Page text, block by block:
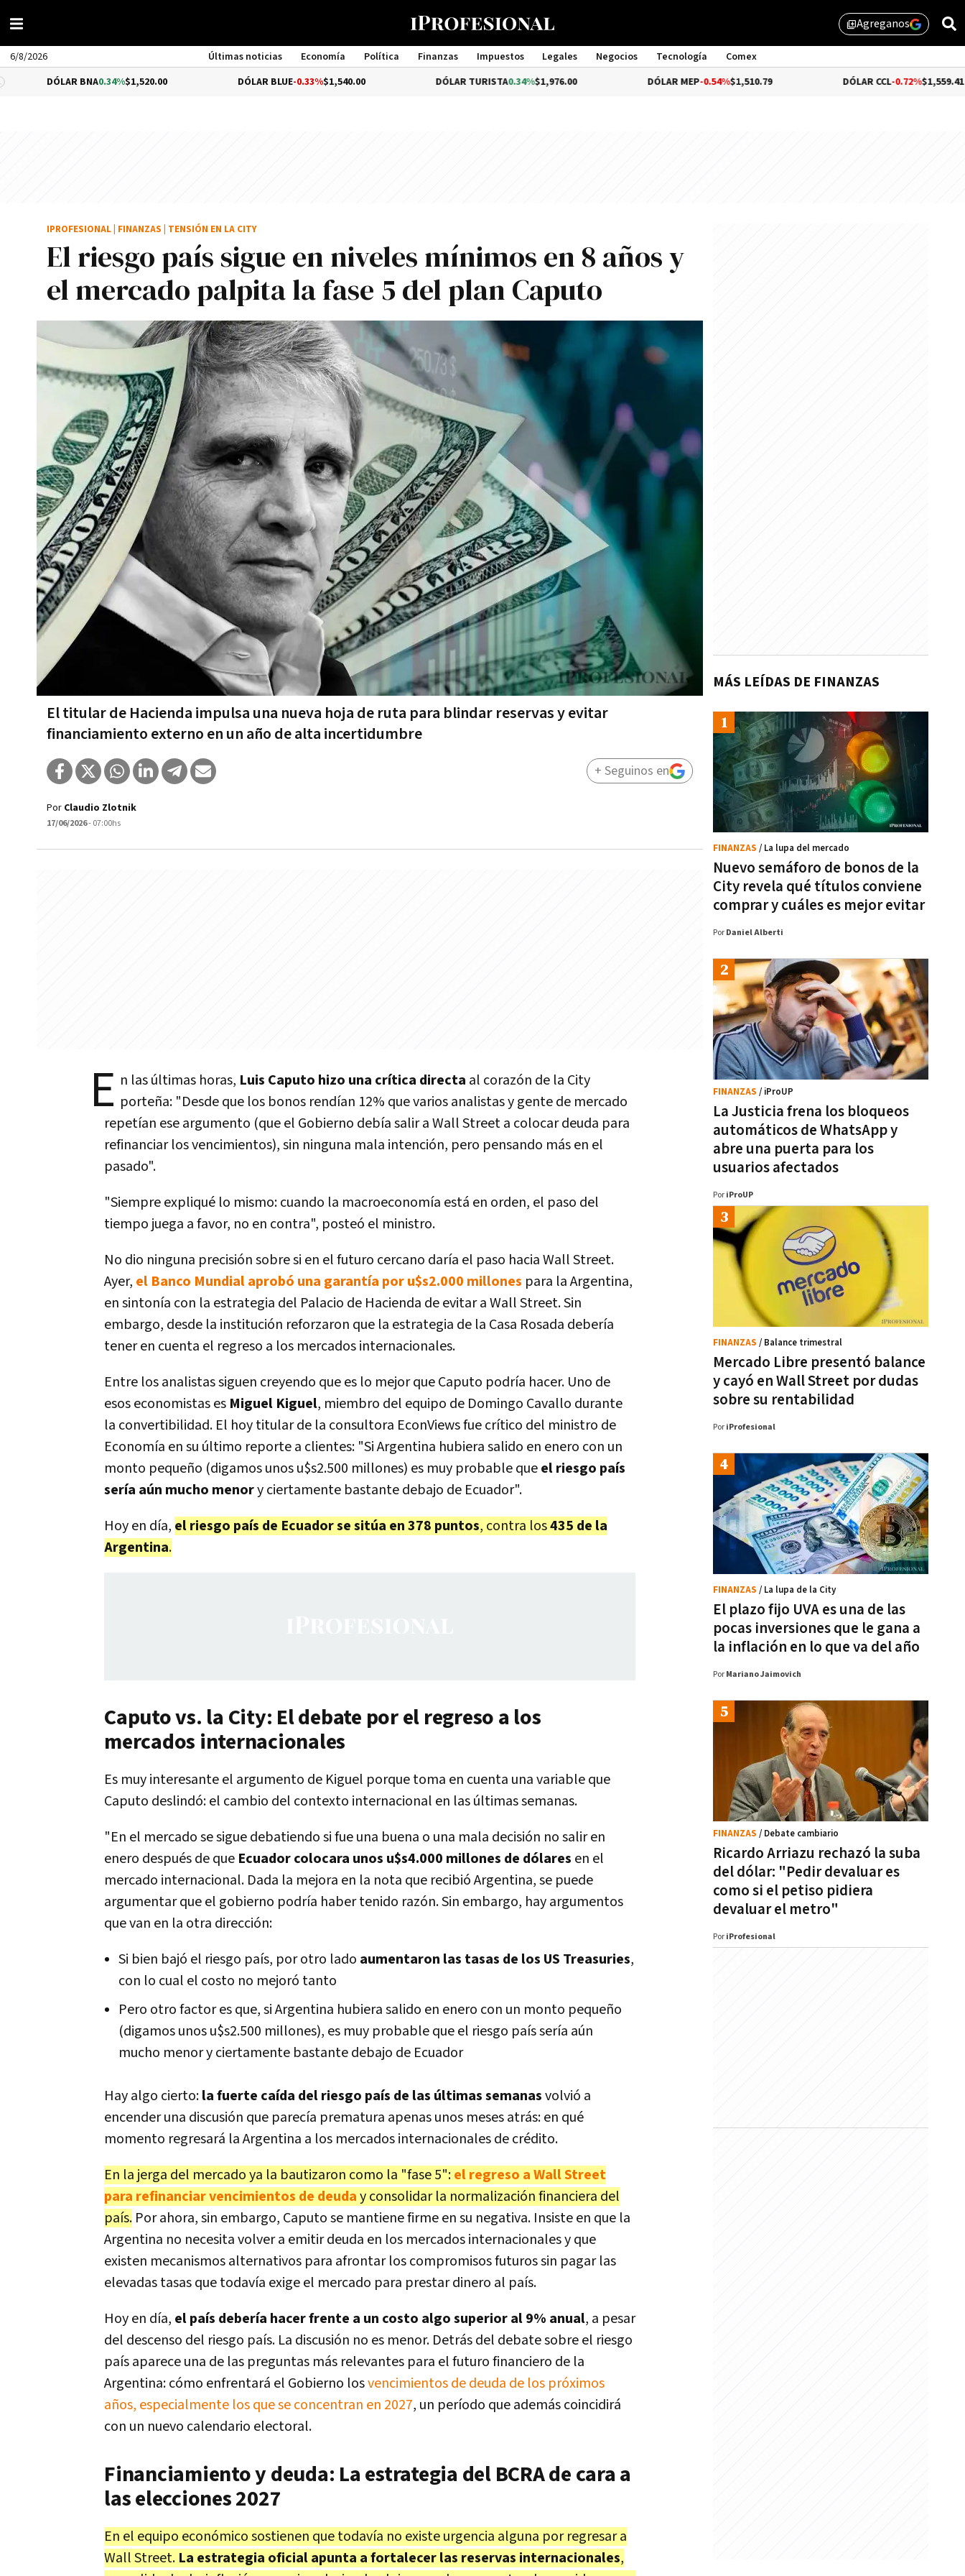
library_addAgreganos
6/8/2026 Últimas noticias Economía Política Finanzas Impuestos Legales Negocios Tecnología
Comex
Management
BNA
0.34%$1,520.00 -0.33%$1,540.00 DÓLAR TURISTA0.34%$1,976.00 -0.54%$1,510.79 -0.72%$1,559.41
El riesgo país sigue en niveles mínimos en 8 años y
el mercado palpita la fase 5 del plan Caputo
El titular de Hacienda impulsa una nueva hoja de ruta para blindar reservas y evitar
financiamiento externo en un año de alta incertidumbre
IPROFESIONAL FINANZAS TENSIÓN EN LA CITY
Por Claudio Zlotnik
17/06/2026- 07:00hs
+ Seguinos en
E n las últimas horas, Luis Caputo hizo una crítica directa al corazón de la City
porteña: "Desde que los bonos rendían 12% que varios analistas y gente de mercado
repetían ese argumento (que el Gobierno debía salir a Wall Street a colocar deuda para
refinanciar los vencimientos), sin ninguna mala intención, pero pensando más en el
pasado".
"Siempre expliqué lo mismo: cuando la macroeconomía está en orden, el paso del
tiempo juega a favor, no en contra", posteó el ministro.
No dio ninguna precisión sobre si en el futuro cercano daría el paso hacia Wall Street.
Ayer, el Banco Mundial aprobó una garantía por u$s2.000 millones para la Argentina,
en sintonía con la estrategia del Palacio de Hacienda de evitar a Wall Street. Sin
embargo, desde la institución reforzaron que la estrategia de la Casa Rosada debería
tener en cuenta el regreso a los mercados internacionales.
Entre los analistas siguen creyendo que es lo mejor que Caputo podría hacer. Uno de
esos economistas es Miguel Kiguel, miembro del equipo de Domingo Cavallo durante
la convertibilidad. El hoy titular de la consultora EconViews fue crítico del ministro de
Economía en su último reporte a clientes: "Si Argentina hubiera salido en enero con un
monto pequeño (digamos unos u$s2.500 millones) es muy probable queel riesgo país
sería aún mucho menory ciertamente bastante debajo de Ecuador".
Hoy en día, el riesgo país de Ecuador se sitúa en 378 puntos, contra los435 de la
Argentina.
Caputo vs. la City: El debate por el regreso a los
mercados internacionales
Es muy interesante el argumento de Kiguel porque toma en cuenta una variable que
Caputo deslindó: el cambio del contexto internacional en las últimas semanas.
"En el mercado se sigue debatiendo si fue una buena o una mala decisión no salir en
enero después de que Ecuador colocara unos u$s4.000 millones de dólares en el
mercado internacional. Dada la mejora en la nota que recibió Argentina, se puede
argumentar que el gobierno podría haber tenido razón. Sin embargo, hay argumentos
que van en la otra dirección:
Si bien bajó el riesgo país, por otro lado aumentaron las tasas de los US Treasuries,
con lo cual el costo no mejoró tanto
Pero otro factor es que, si Argentina hubiera salido en enero con un monto pequeño
(digamos unos u$s2.500 millones), es muy probable que el riesgo país sería aún
mucho menor y ciertamente bastante debajo de Ecuador
Hay algo cierto:la fuerte caída del riesgo país de las últimas semanasvolvió a
encender una discusión que parecía prematura apenas unos meses atrás: en qué
momento regresará la Argentina a los mercados internacionales de crédito.
En la jerga del mercado ya la bautizaron como la "fase 5":el regreso a Wall Street
para refinanciar vencimientos de deuday consolidar la normalización financiera del
país. Por ahora, sin embargo, Caputo se mantiene firme en su negativa. Insiste en que la
Argentina no necesita volver a emitir deuda en los mercados internacionales y que
existen mecanismos alternativos para afrontar los compromisos futuros sin pagar las
elevadas tasas que todavía exige el mercado para prestar dinero al país.
Hoy en día, el país debería hacer frente a un costo algo superior al 9% anual, a pesar
del descenso del riesgo país. La discusión no es menor. Detrás del debate sobre el riesgo
país aparece una de las preguntas más relevantes para el futuro financiero de la
Argentina: cómo enfrentará el Gobierno losvencimientos de deuda de los próximos
años, especialmente los que se concentran en 2027, un período que además coincidirá
con un nuevo calendario electoral.
Financiamiento y deuda: La estrategia del BCRA de cara a
las elecciones 2027
En el equipo económico sostienen que todavía no existe urgencia alguna por regresar a
Wall Street. La estrategia oficial apunta a fortalecer las reservas internacionales,
MÁS LEÍDAS DE FINANZAS
Nuevo semáforo de bonos de la
City revela qué títulos conviene
comprar y cuáles es mejor evitar
FINANZAS / La lupa del mercado
Por Daniel Alberti
La Justicia frena los bloqueos
automáticos de WhatsApp y
abre una puerta para los
usuarios afectados
FINANZAS / iProUP
Por iProUP
Mercado Libre presentó balance
y cayó en Wall Street por dudas
sobre su rentabilidad
FINANZAS / Balance trimestral
Por iProfesional
El plazo fijo UVA es una de las
pocas inversiones que le gana a
la inflación en lo que va del año
FINANZAS / La lupa de la City
Por Mariano Jaimovich
Ricardo Arriazu rechazó la suba
del dólar: "Pedir devaluar es
como si el petiso pidiera
devaluar el metro"
FINANZAS / Debate cambiario
Por iProfesional